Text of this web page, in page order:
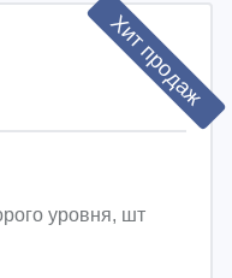
Хит продаж
уровня, шт